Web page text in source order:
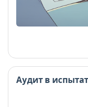
Аудит в